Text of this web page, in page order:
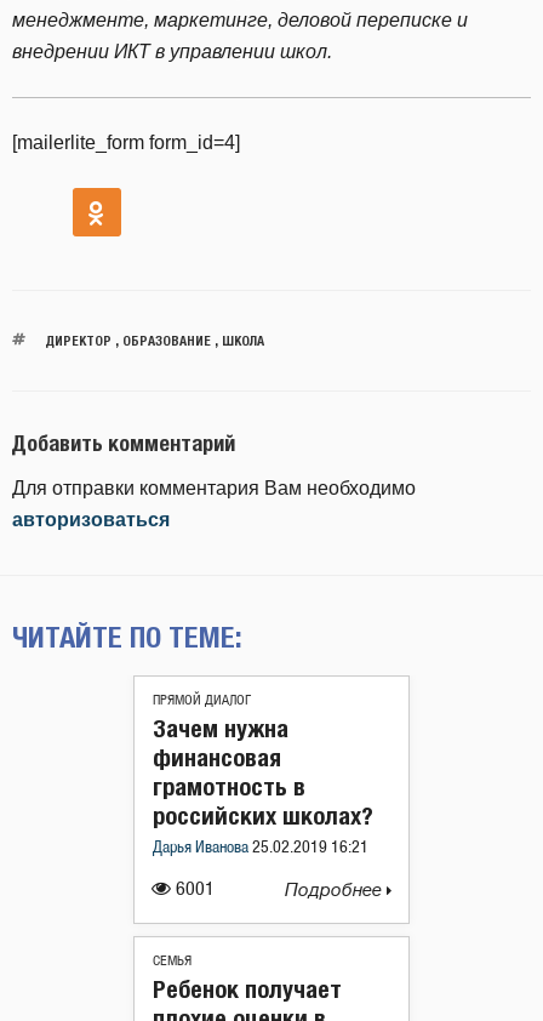
менеджменте, маркетинге, деловой переписке и
внедрении ИКТ в управлении школ.
[mailerlite_form form_id=4]
ДИРЕКТОР , ОБРАЗОВАНИЕ, ШКОЛА
Добавить комментарий
Для отправки комментария Вам необходимо
авторизоваться
ЧИТАЙТЕ ПО ТЕМЕ:
ПРЯМОЙ ДИАЛОГ
6001
Зачем нужна
финансовая
грамотность в
российских школах?
Дарья Иванова 25.02.2019 16:21
Подробнее
СЕМЬЯ
Ребенок получает